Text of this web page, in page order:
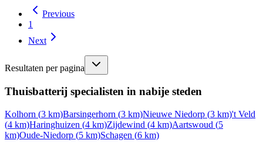
Previous
1
Next
Resultaten per pagina
Thuisbatterij specialisten in nabije steden
Kolhorn (3 km)Barsingerhorn (3 km)Nieuwe Niedorp (3 km)'t Veld
(4 km)Haringhuizen (4 km)Zijdewind (4 km)Aartswoud (5
km)Oude-Niedorp (5 km)Schagen (6 km)